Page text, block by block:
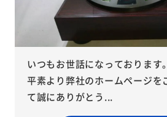
いつもお世話になっております。
平素より弊社のホームページを
て誠にありがとう...